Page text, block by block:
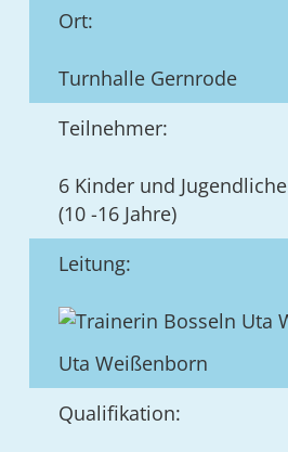
Ort:
Turnhalle Gernrode
Teilnehmer:
6 Kinder und Jugendliche
(10 -16 Jahre)
Leitung:
Uta Weißenborn
Qualifikation: